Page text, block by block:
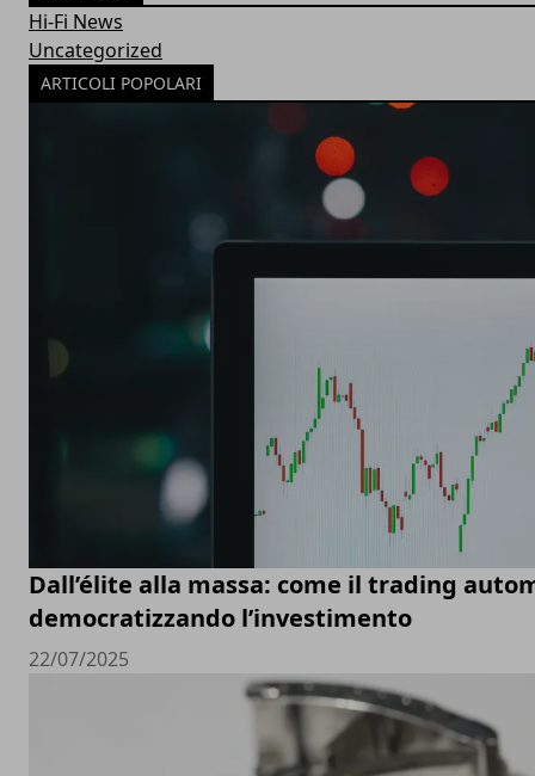
Hi-Fi News
Uncategorized
ARTICOLI POPOLARI
Dall’élite alla massa: come il trading
democratizzando l’investimento
22/07/2025